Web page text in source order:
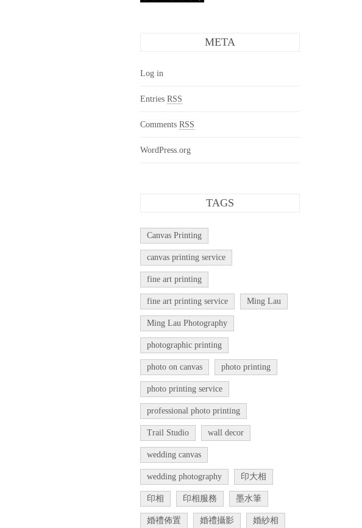
META
Log in
Entries RSS
Comments RSS
WordPress.org
TAGS
Canvas Printing
canvas printing service
fine art printing
fine art printing service Ming Lau
Ming Lau Photography
photographic printing
photo on canvas photo printing
photo printing service
professional photo printing
Trail Studio wall decor
wedding canvas
wedding photography 印大相
印相 印相服務 墨水筆
婚禮佈置 婚禮攝影 婚紗相